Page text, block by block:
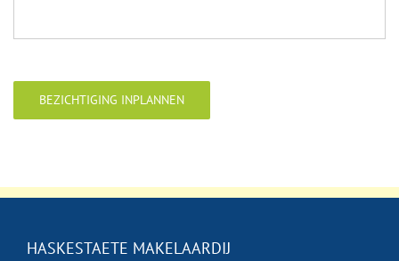
BEZICHTIGING INPLANNEN
HASKESTAETE MAKELAARDIJ